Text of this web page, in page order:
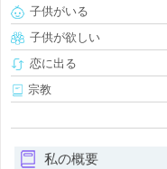
子供がいる
子供が欲しい
恋に出る
宗教
私の概要